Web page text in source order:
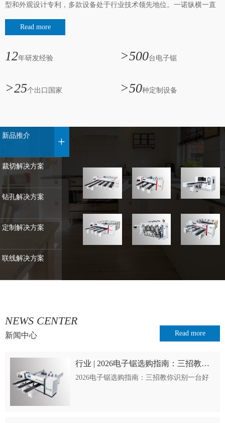
型和外观设计专利，多款设备处于行业技术领先地位。一诺纵横一直
从自动化生产模式到智能化生产模式的升级，立足于节省人工，提高
对标国际品牌，为中国制造走向全球持续努力。目前已出口国...
Read more
12年研发经验 >500台电子锯
>25个出口国家 >50种定制设备
新品推介 +
裁切解决方案
钻孔解决方案
定制解决方案
联线解决方案
NEWS CENTER
新闻中心 Read more
行业 | 2026电子锯选购指南：三招教你识别一台好锯
2026电子锯选购指南：三招教你识别一台好